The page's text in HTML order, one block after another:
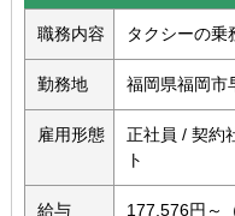
職務内容 タクシーの乗
勤務地 福岡県福岡市
雇用形態
正社員 / 契約
ト
給与 177,576円～